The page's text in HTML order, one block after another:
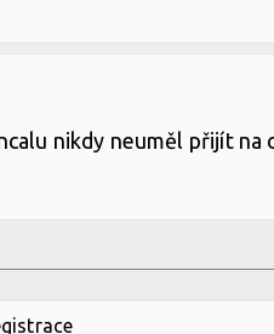
nikdy neuměl přijít na